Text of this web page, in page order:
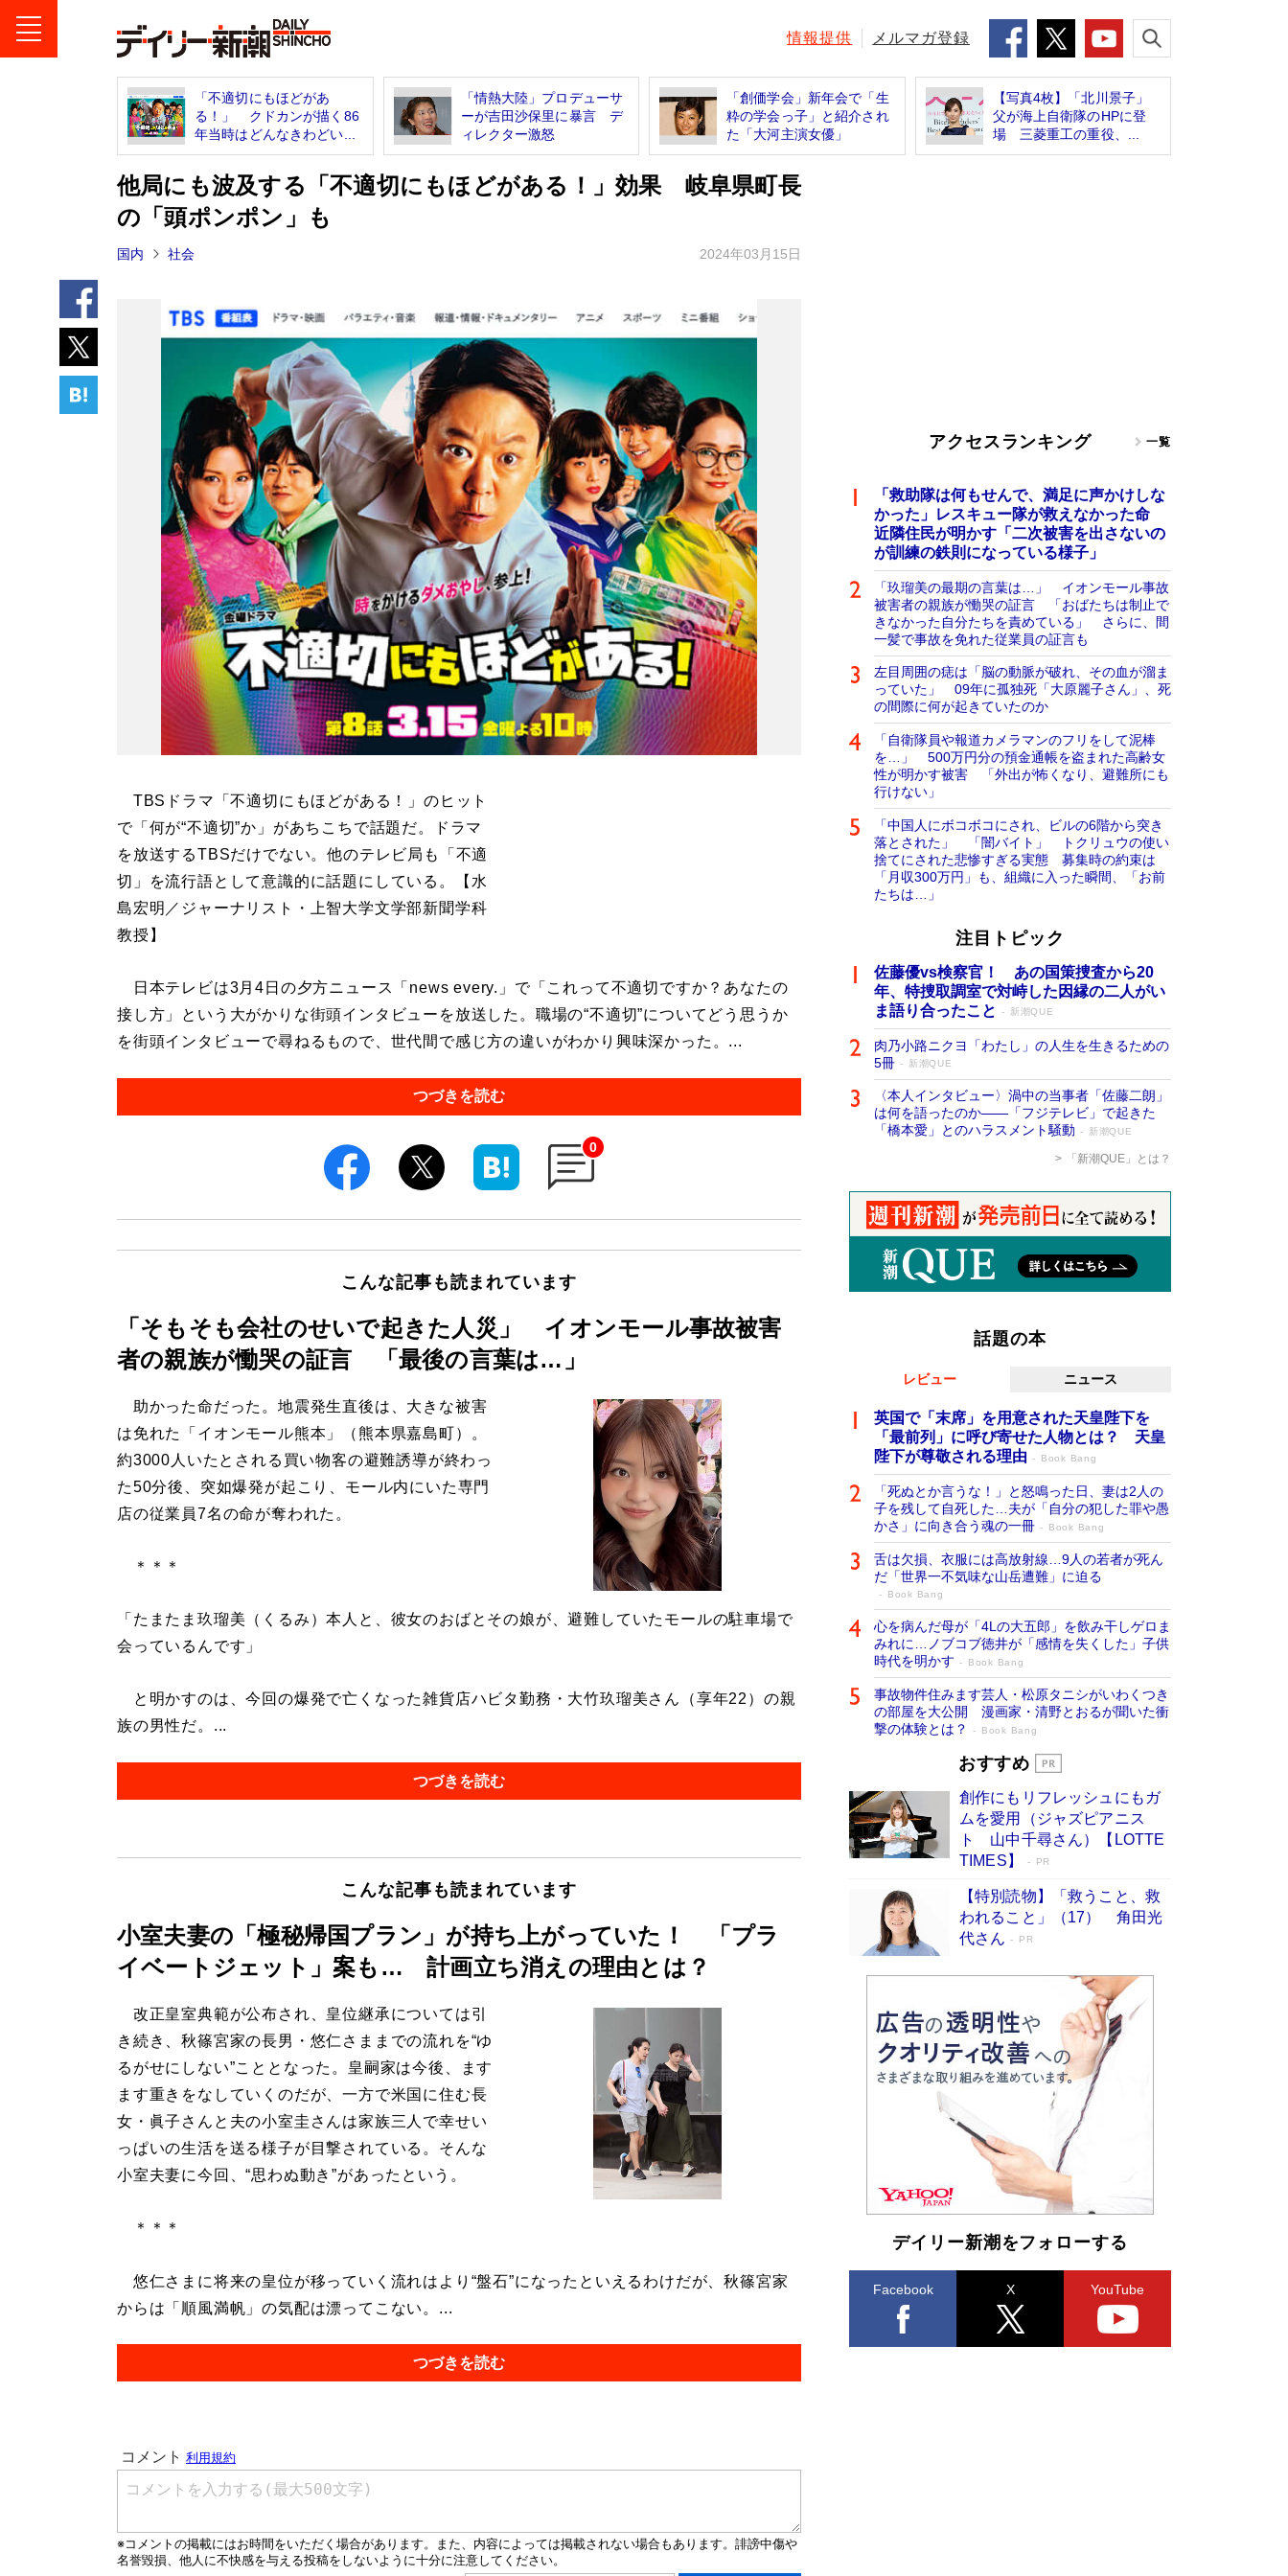
情報提供 メルマガ登録
「不適切にもほどがあ
る！」 クドカンが描く86
年当時はどんなきわどい...
「情熱大陸」プロデューサ
ーが吉田沙保里に暴言 デ
ィレクター激怒
「創価学会」新年会で「生
粋の学会っ子」と紹介され
た「大河主演女優」
【写真4枚】「北川景子」
父が海上自衛隊のHPに登
場 三菱重工の重役、...
他局にも波及する「不適切にもほどがある！」効果 岐阜県町長
の「頭ポンポン」も
国内 社会 2024年03月15日
TBSドラマ「不適切にもほどがある！」のヒット
で「何が“不適切”か」があちこちで話題だ。ドラマ
を放送するTBSだけでない。他のテレビ局も「不適
切」を流行語として意識的に話題にしている。【水
島宏明／ジャーナリスト・上智大学文学部新聞学科
教授】
日本テレビは3月4日の夕方ニュース「news every.」で「これって不適切ですか？あなたの
接し方」という大がかりな街頭インタビューを放送した。職場の“不適切”についてどう思うか
を街頭インタビューで尋ねるもので、世代間で感じ方の違いがわかり興味深かった。...
つづきを読む
0
こんな記事も読まれています
「そもそも会社のせいで起きた人災」 イオンモール事故被害
者の親族が慟哭の証言 「最後の言葉は…」
助かった命だった。地震発生直後は、大きな被害
は免れた「イオンモール熊本」（熊本県嘉島町）。
約3000人いたとされる買い物客の避難誘導が終わっ
た50分後、突如爆発が起こり、モール内にいた専門
店の従業員7名の命が奪われた。
＊＊＊
「たまたま玖瑠美（くるみ）本人と、彼女のおばとその娘が、避難していたモールの駐車場で
会っているんです」
と明かすのは、今回の爆発で亡くなった雑貨店ハビタ勤務・大竹玖瑠美さん（享年22）の親
族の男性だ。...
つづきを読む
こんな記事も読まれています
小室夫妻の「極秘帰国プラン」が持ち上がっていた！ 「プラ
イベートジェット」案も… 計画立ち消えの理由とは？
改正皇室典範が公布され、皇位継承については引
き続き、秋篠宮家の長男・悠仁さままでの流れを“ゆ
るがせにしない”こととなった。皇嗣家は今後、ます
ます重きをなしていくのだが、一方で米国に住む長
女・眞子さんと夫の小室圭さんは家族三人で幸せい
っぱいの生活を送る様子が目撃されている。そんな
小室夫妻に今回、“思わぬ動き”があったという。
＊＊＊
悠仁さまに将来の皇位が移っていく流れはより“盤石”になったといえるわけだが、秋篠宮家
からは「順風満帆」の気配は漂ってこない。...
つづきを読む
アクセスランキング 一覧
「救助隊は何もせんで、満足に声かけしな
かった」レスキュー隊が救えなかった命
近隣住民が明かす「二次被害を出さないの
が訓練の鉄則になっている様子」
「玖瑠美の最期の言葉は…」 イオンモール事故
被害者の親族が慟哭の証言 「おばたちは制止で
きなかった自分たちを責めている」 さらに、間
一髪で事故を免れた従業員の証言も
左目周囲の痣は「脳の動脈が破れ、その血が溜ま
っていた」 09年に孤独死「大原麗子さん」、死
の間際に何が起きていたのか
「自衛隊員や報道カメラマンのフリをして泥棒
を…」 500万円分の預金通帳を盗まれた高齢女
性が明かす被害 「外出が怖くなり、避難所にも
行けない」
「中国人にボコボコにされ、ビルの6階から突き
落とされた」 「闇バイト」 トクリュウの使い
捨てにされた悲惨すぎる実態 募集時の約束は
「月収300万円」も、組織に入った瞬間、「お前
たちは…」
注目トピック
佐藤優vs検察官！ あの国策捜査から20
年、特捜取調室で対峙した因縁の二人がい
ま語り合ったこと
新潮QUE
肉乃小路ニクヨ「わたし」の人生を生きるための
5冊
新潮QUE
〈本人インタビュー〉渦中の当事者「佐藤二朗」
は何を語ったのか――「フジテレビ」で起きた
「橋本愛」とのハラスメント騒動
新潮QUE
「新潮QUE」とは？
話題の本
レビュー ニュース
英国で「末席」を用意された天皇陛下を
「最前列」に呼び寄せた人物とは？ 天皇
陛下が尊敬される理由
Book Bang
「死ぬとか言うな！」と怒鳴った日、妻は2人の
子を残して自死した…夫が「自分の犯した罪や愚
かさ」に向き合う魂の一冊
Book Bang
舌は欠損、衣服には高放射線…9人の若者が死ん
だ「世界一不気味な山岳遭難」に迫る
Book Bang
心を病んだ母が「4Lの大五郎」を飲み干しゲロま
みれに…ノブコブ徳井が「感情を失くした」子供
時代を明かす
Book Bang
事故物件住みます芸人・松原タニシがいわくつき
の部屋を大公開 漫画家・清野とおるが聞いた衝
撃の体験とは？
Book Bang
追悼・東野圭吾さん 週間ベストセラーラ
など代表作が並ぶ［文庫ベストセラー］
Book Bang
73歳でも働くしかない 「老後レス時代」に交通
誘導員の独白が話題
竹内由恵の前に現れた「テレビ観ないんだよね
ぇ」という男性…夫を選んでテレ朝退社したワケ
Book Bang
「なんで？ そんな馬鹿な……」90歳になった作
家・阿刀田高さんが、ひとり暮らしの生活を明か
和田秀樹の70代、80代向け新書がベスト3を独
占 上半期1位にも選出［新書ベストセラー］
Book Bang
おすすめ
創作にもリフレッシュにもガ
ムを愛用（ジャズピアニス
ト 山中千尋さん）【LOTTE
TIMES】
PR
【特別読物】「救うこと、救
われること」（17） 角田光
代さん
PR
デイリー新潮をフォローする
Facebook X YouTube